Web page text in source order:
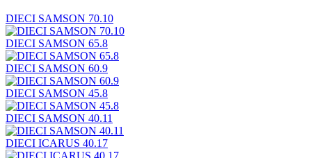
DIECI SAMSON 70.10
DIECI SAMSON 65.8
DIECI SAMSON 60.9
DIECI SAMSON 45.8
DIECI SAMSON 40.11
DIECI ICARUS 40.17